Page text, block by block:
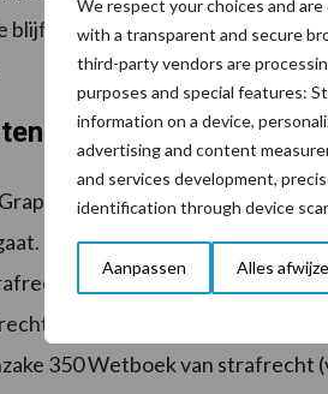
We respect your choices and
with a transparent and secure
third-party vendors are
purposes and special features:
information on a device,
advertising and content
and services development,
identification through device
Aanpassen Alles
maar treedt hard op indien
in Boxtel
inhoudelijk weinig
Feitelijk kan hij melden dat er
(lokaalvredebreuk), 12
(niet kunnen tonen
350 Wetboek van strafrecht